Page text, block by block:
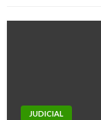
JUDICIAL